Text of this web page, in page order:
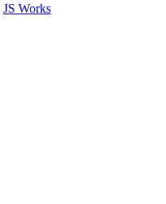
JS Works